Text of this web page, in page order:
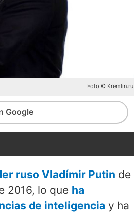
Foto © Kremlin.ru
Google
ruso Vladímir Putin de
2016, lo que ha
de inteligencia y ha